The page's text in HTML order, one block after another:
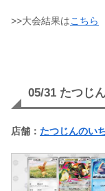
>>大会結果はこちら
05/31 たつじ
店舗： たつじんのい